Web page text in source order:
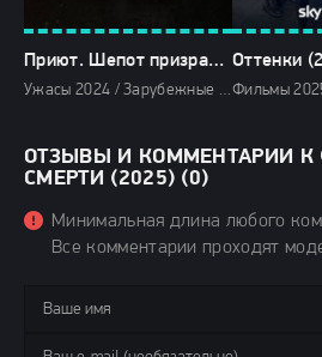
Приют. Шепот призраков (2024)
Ужасы 2024 / Зарубежные фильмы 2024 / Фильмы осени 2024 / Последние фильмы 2024 / Новинки кино 2024 / Фильмы 2024 / Смотреть фильмы онлайн
Оттенки
ОТЗЫВЫ И КОММЕНТАРИИ
СМЕРТИ (2025) (0)
Минимальная длина любого
Все комментарии проходят